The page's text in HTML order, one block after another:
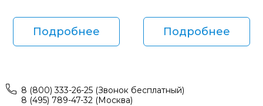
Подробнее Подробнее
8 (800) 333-26-25 (Звонок бесплатный)
8 (495) 789-47-32 (Москва)